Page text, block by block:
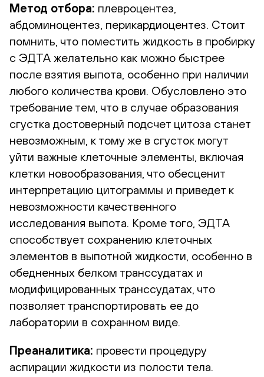
Метод отбора: плевроцентез,
абдоминоцентез, перикардиоцентез. Стоит
помнить, что поместить жидкость в пробирку
с ЭДТА желательно как можно быстрее
после взятия выпота, особенно при наличии
любого количества крови. Обусловлено это
требование тем, что в случае образования
сгустка достоверный подсчет цитоза станет
невозможным, к тому же в сгусток могут
уйти важные клеточные элементы, включая
клетки новообразования, что обесценит
интерпретацию цитограммы и приведет к
невозможности качественного
исследования выпота. Кроме того, ЭДТА
способствует сохранению клеточных
элементов в выпотной жидкости, особенно в
обедненных белком транссудатах и
модифицированных транссудатах, что
позволяет транспортировать ее до
лаборатории в сохранном виде.
Преаналитика: провести процедуру
аспирации жидкости из полости тела.